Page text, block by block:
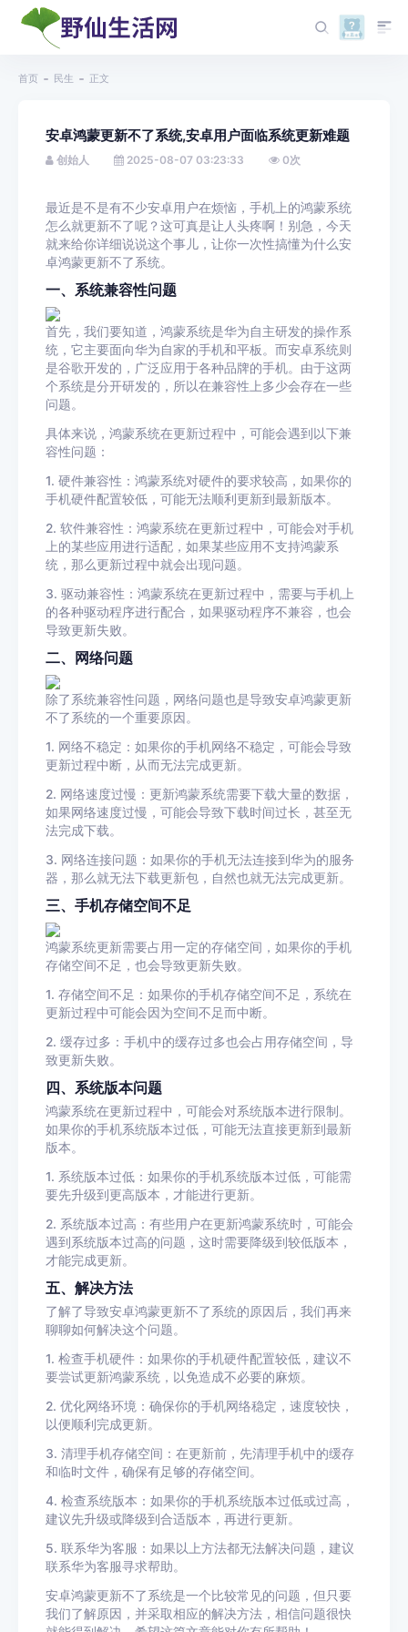
首页 民生 正文
安卓鸿蒙更新不了系统,安卓用户面临系统更新难题
创始人 2025-08-07 03:23:33 0次
最近是不是有不少安卓用户在烦恼，手机上的鸿蒙系统
怎么就更新不了呢？这可真是让人头疼啊！别急，今天
就来给你详细说说这个事儿，让你一次性搞懂为什么安
卓鸿蒙更新不了系统。
一、系统兼容性问题
首先，我们要知道，鸿蒙系统是华为自主研发的操作系
统，它主要面向华为自家的手机和平板。而安卓系统则
是谷歌开发的，广泛应用于各种品牌的手机。由于这两
个系统是分开研发的，所以在兼容性上多少会存在一些
问题。
具体来说，鸿蒙系统在更新过程中，可能会遇到以下兼
容性问题：
1. 硬件兼容性：鸿蒙系统对硬件的要求较高，如果你的
手机硬件配置较低，可能无法顺利更新到最新版本。
2. 软件兼容性：鸿蒙系统在更新过程中，可能会对手机
上的某些应用进行适配，如果某些应用不支持鸿蒙系
统，那么更新过程中就会出现问题。
3. 驱动兼容性：鸿蒙系统在更新过程中，需要与手机上
的各种驱动程序进行配合，如果驱动程序不兼容，也会
导致更新失败。
二、网络问题
除了系统兼容性问题，网络问题也是导致安卓鸿蒙更新
不了系统的一个重要原因。
1. 网络不稳定：如果你的手机网络不稳定，可能会导致
更新过程中断，从而无法完成更新。
2. 网络速度过慢：更新鸿蒙系统需要下载大量的数据，
如果网络速度过慢，可能会导致下载时间过长，甚至无
法完成下载。
3. 网络连接问题：如果你的手机无法连接到华为的服务
器，那么就无法下载更新包，自然也就无法完成更新。
三、手机存储空间不足
鸿蒙系统更新需要占用一定的存储空间，如果你的手机
存储空间不足，也会导致更新失败。
1. 存储空间不足：如果你的手机存储空间不足，系统在
更新过程中可能会因为空间不足而中断。
2. 缓存过多：手机中的缓存过多也会占用存储空间，导
致更新失败。
四、系统版本问题
鸿蒙系统在更新过程中，可能会对系统版本进行限制。
如果你的手机系统版本过低，可能无法直接更新到最新
版本。
1. 系统版本过低：如果你的手机系统版本过低，可能需
要先升级到更高版本，才能进行更新。
2. 系统版本过高：有些用户在更新鸿蒙系统时，可能会
遇到系统版本过高的问题，这时需要降级到较低版本，
才能完成更新。
五、解决方法
了解了导致安卓鸿蒙更新不了系统的原因后，我们再来
聊聊如何解决这个问题。
1. 检查手机硬件：如果你的手机硬件配置较低，建议不
要尝试更新鸿蒙系统，以免造成不必要的麻烦。
2. 优化网络环境：确保你的手机网络稳定，速度较快，
以便顺利完成更新。
3. 清理手机存储空间：在更新前，先清理手机中的缓存
和临时文件，确保有足够的存储空间。
4. 检查系统版本：如果你的手机系统版本过低或过高，
建议先升级或降级到合适版本，再进行更新。
5. 联系华为客服：如果以上方法都无法解决问题，建议
联系华为客服寻求帮助。
安卓鸿蒙更新不了系统是一个比较常见的问题，但只要
我们了解原因，并采取相应的解决方法，相信问题很快